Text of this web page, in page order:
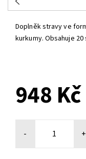
Doplněk stravy ve
kurkumy. Obsahuje
948 Kč
- +